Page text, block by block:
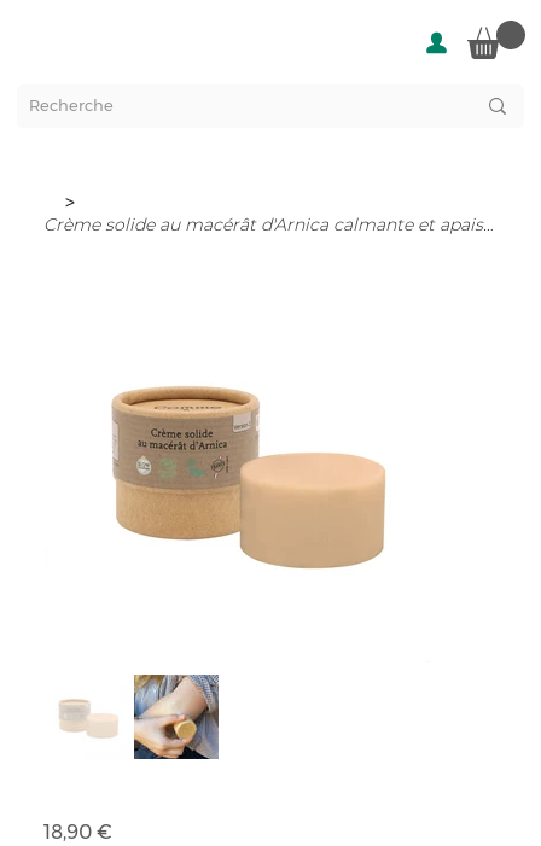
>
Crème solide au macérât d'Arnica calmante et apaisante
Prix
18,90 €